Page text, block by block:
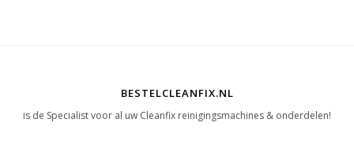
BESTELCLEANFIX.NL
is de Specialist voor al uw Cleanfix reinigingsmachines & onderdelen!